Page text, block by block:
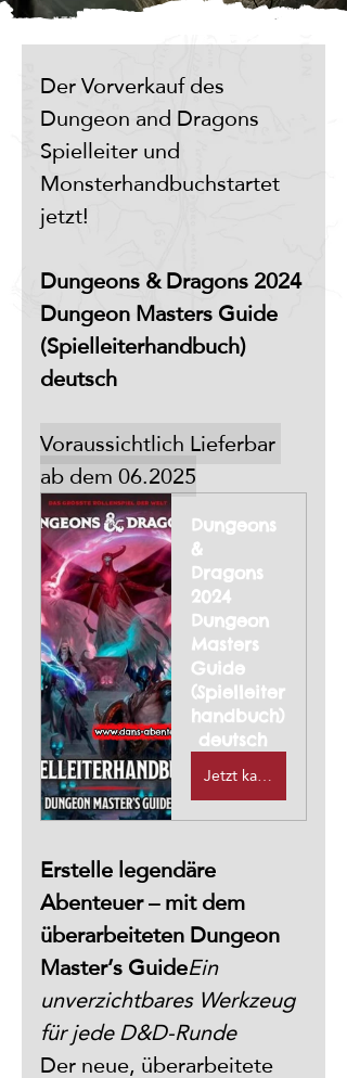
Der Vorverkauf des
Dungeon and Dragons
Spielleiter und
Monsterhandbuchstartet
jetzt!
Dungeons & Dragons 2024
Dungeon Masters Guide
(Spielleiterhandbuch)
deutsch
Voraussichtlich Lieferbar
ab dem 06.2025
Dungeons
&
Dragons
2024
Dungeon
Masters
Guide
(Spielleiter
handbuch)
deutsch
Jetzt kaufen
Erstelle legendäre
Abenteuer – mit dem
überarbeiteten Dungeon
Master’s GuideEin
unverzichtbares Werkzeug
für jede D&D-Runde
Der neue, überarbeitete